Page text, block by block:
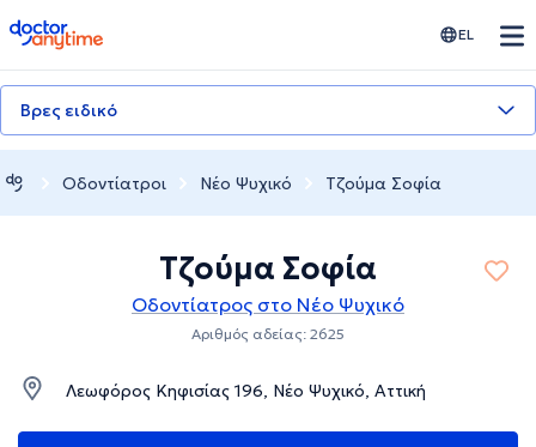
doctoranytime EL
Βρες ειδικό
Οδοντίατροι Νέο Ψυχικό Τζούμα Σοφία
Τζούμα Σοφία
Οδοντίατρος στο Νέο Ψυχικό
Αριθμός αδείας: 2625
Λεωφόρος Κηφισίας 196, Νέο Ψυχικό, Αττική